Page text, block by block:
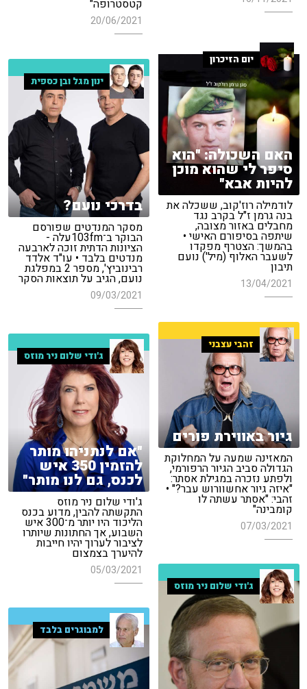
קטסטרופה"
20/06/2021
יום הזיכרון
האם השכולה: "הוא
סיפר לי שהוא מוכן
להיות אבא"
לודמילה רוז'קוב, ששכלה את
בנה גרמן ז"ל בקרב נגד
מחבלים באזור מצובה,
שיתפה בסיפורם האישי •
בהמשך: הצטרף מפקדו
לשעבר האלוף (מיל') נועם
תיבון
13/04/2021
ינון מגל ובן כספית
בדרכי נועם?
מסקר המנדטים שפורסם
הבוקר ב־103fmעלה -
הציונות הדתית זוכה לארבעה
מנדטים בלבד • עו"ד אלדד
רבינוביץ', מספר 2 במפלגת
נועם, הגיב על תוצאות הסקר
09/03/2021
זהבי עצבני
גיור באווירת פורים
המאזינה שמעה על המחלוקת
הגדולה סביב הגיור הרפורמי,
ולפתע נזכרה במגילת אסתר:
"איזה גיור אחשוורוש עבר?" •
זהבי: "אסתר עשתה לו
קומבינה"
07/03/2021
ג'ודי שלום ניר מוזס
"אם לנתניהו מותר
להזמין 350 איש
לכנס, גם לנו מותר"
ג'ודי שלום ניר מוזס
התקשתה להבין, מדוע בכנס
הליכוד היו יותר מ־300 איש
השבוע, אך החתונות שיותרו
לציבור לערוך יהיו חייבות
להיערך בצמצום
05/03/2021
ג'ודי שלום ניר מוזס
למבוגרים בלבד